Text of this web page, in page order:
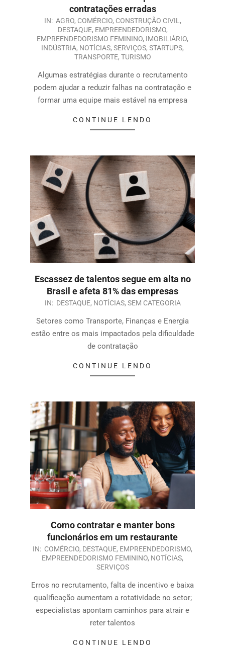
contratações erradas
IN: AGRO, COMÉRCIO, CONSTRUÇÃO CIVIL ,
DESTAQUE, EMPREENDEDORISMO,
EMPREENDEDORISMO FEMININO, IMOBILIÁRIO,
INDÚSTRIA, NOTÍCIAS, SERVIÇOS, STARTUPS,
TRANSPORTE, TURISMO
Algumas estratégias durante o recrutamento
podem ajudar a reduzir falhas na contratação e
formar uma equipe mais estável na empresa
CONTINUE LENDO
Escassez de talentos segue em alta no
Brasil e afeta 81% das empresas
IN: DESTAQUE, NOTÍCIAS, SEM CATEGORIA
Setores como Transporte, Finanças e Energia
estão entre os mais impactados pela dificuldade
de contratação
CONTINUE LENDO
Como contratar e manter bons
funcionários em um restaurante
IN: COMÉRCIO, DESTAQUE, EMPREENDEDORISMO,
EMPREENDEDORISMO FEMININO, NOTÍCIAS,
SERVIÇOS
Erros no recrutamento, falta de incentivo e baixa
qualificação aumentam a rotatividade no setor;
especialistas apontam caminhos para atrair e
reter talentos
CONTINUE LENDO